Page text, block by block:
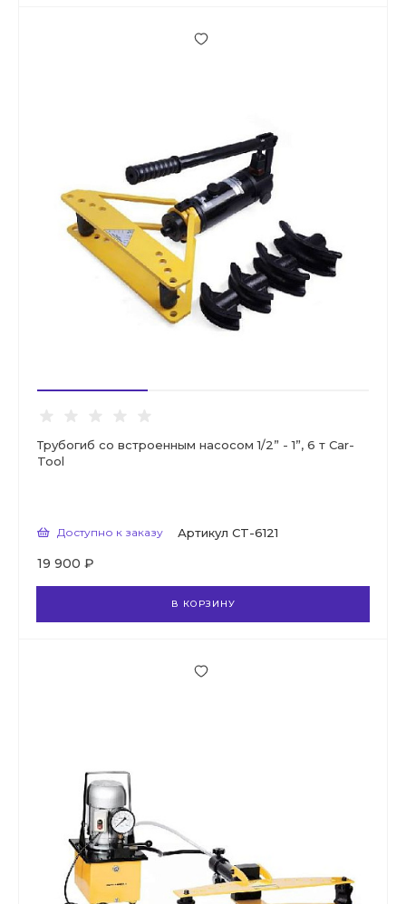
Трубогиб со встроенным насосом 1/2” - 1”, 6 т Car-
Tool
Доступно к заказу Артикул CT-6121
19 900 ₽
В КОРЗИНУ